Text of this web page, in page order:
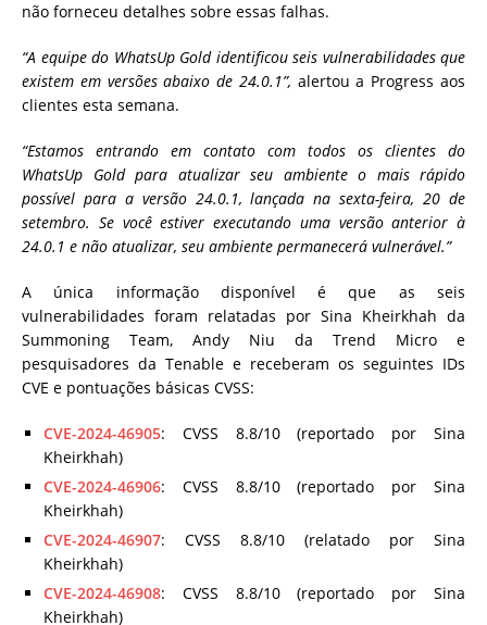
não forneceu detalhes sobre essas falhas.
“A equipe do WhatsUp Gold identificou seis vulnerabilidades que
existem em versões abaixo de 24.0.1”, alertou a Progress aos
clientes esta semana.
“Estamos entrando em contato com todos os clientes do
WhatsUp Gold para atualizar seu ambiente o mais rápido
possível para a versão 24.0.1, lançada na sexta-feira, 20 de
setembro. Se você estiver executando uma versão anterior à
24.0.1 e não atualizar, seu ambiente permanecerá vulnerável.”
A única informação disponível é que as seis
vulnerabilidades foram relatadas por Sina Kheirkhah da
Summoning Team, Andy Niu da Trend Micro e
pesquisadores da Tenable e receberam os seguintes IDs
CVE e pontuações básicas CVSS:
CVE-2024-46905: CVSS 8.8/10 (reportado por Sina
Kheirkhah)
CVE-2024-46906: CVSS 8.8/10 (reportado por Sina
Kheirkhah)
CVE-2024-46907: CVSS 8.8/10 (relatado por Sina
Kheirkhah)
CVE-2024-46908: CVSS 8.8/10 (reportado por Sina
Kheirkhah)